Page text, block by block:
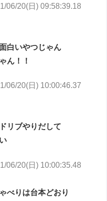
06/20(日) 09:58:39.18
白いやつじゃん
ん！！
06/20(日) 10:00:46.37
リブやりだして
06/20(日) 10:00:35.48
べりは台本どおり